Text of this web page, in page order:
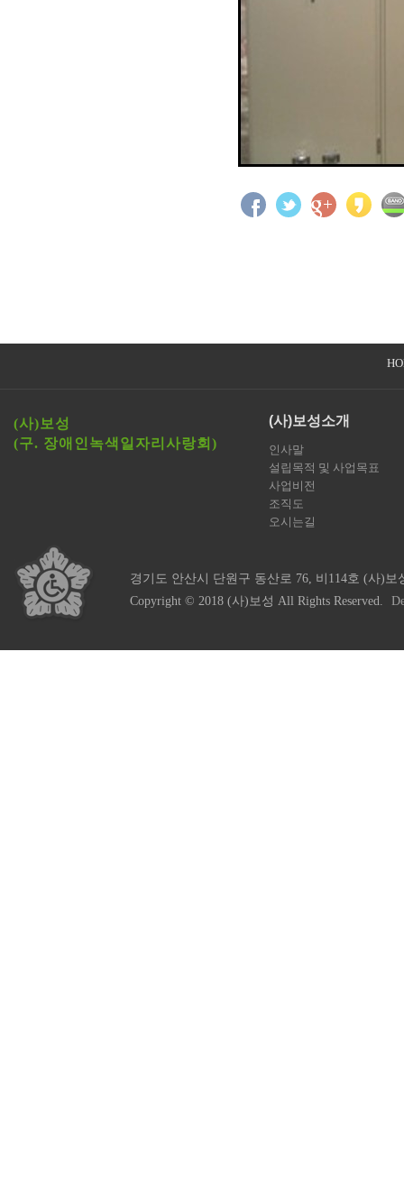
(사)보성
(구. 장애인녹색일자리사랑회)
(사)보성소개
인사말
설립목적 및 사업목표
사업비전
조직도
오시는길
경기도 안산시 단원구 동산로 76, 비114호 (사)보
Copyright © 2018 (사)보성 All Rights Reserved.